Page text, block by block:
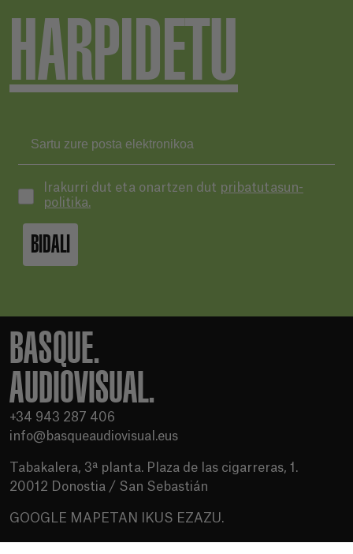
HARPIDETU
Irakurri dut eta onartzen dut pribatutasun-
politika.
BIDALI
BASQUE.
AUDIOVISUAL.
+34 943 287 406
info@basqueaudiovisual.eus
Tabakalera, 3ª planta. Plaza de las cigarreras, 1.
20012 Donostia / San Sebastián
GOOGLE MAPETAN IKUS EZAZU.